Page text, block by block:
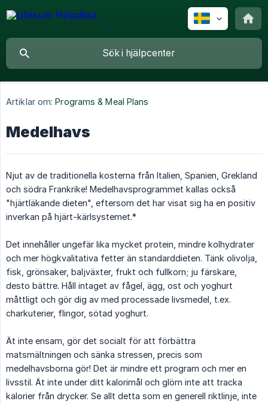
Artiklar om: Programs & Meal Plans
Medelhavs
Njut av de traditionella kosterna från Italien, Spanien, Grekland
och södra Frankrike! Medelhavsprogrammet kallas också
"hjärtläkande dieten", eftersom det har visat sig ha en positiv
inverkan på hjärt-kärlsystemet.*
Det innehåller ungefär lika mycket protein, mindre kolhydrater
och mer högkvalitativa fetter än standarddieten. Tänk olivolja,
fisk, grönsaker, baljväxter, frukt och fullkorn; ju färskare,
desto bättre. Håll intaget av fågel, ägg, ost och yoghurt
måttligt och gör dig av med processade livsmedel, t.ex.
charkuterier, flingor, sötad yoghurt.
Ät inte ensam, gör det socialt för att förbättra
matsmältningen och sänka stressen, precis som
medelhavsborna gör! Det är mindre ett program och mer en
livsstil. Ät inte under ditt kalorimål och glöm inte att tracka
kalorier från drycker. Se allt detta som en generell riktlinje, inte